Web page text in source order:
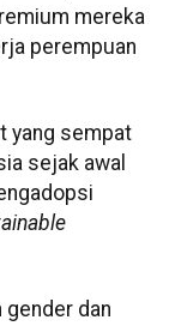
mereka
perempuan
yang sempat
sejak awal
gender dan